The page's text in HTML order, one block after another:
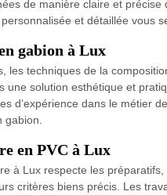
de manière claire et
et détaillée vous
gabion à Lux
les techniques de la
une solution esthétique et
d’expérience dans le métier
gabion.
en PVC à Lux
à Lux respecte les
critères biens précis. Les